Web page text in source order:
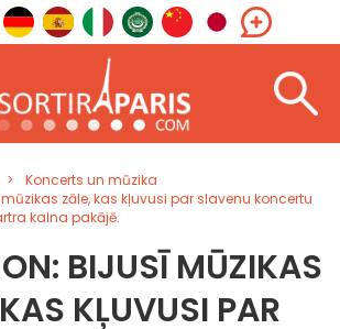
Koncerts un mūzika
zāle, kas kļuvusi par slavenu koncertu
kalna pakājē.
BIJUSĪ MŪZIKAS
KĻUVUSI PAR